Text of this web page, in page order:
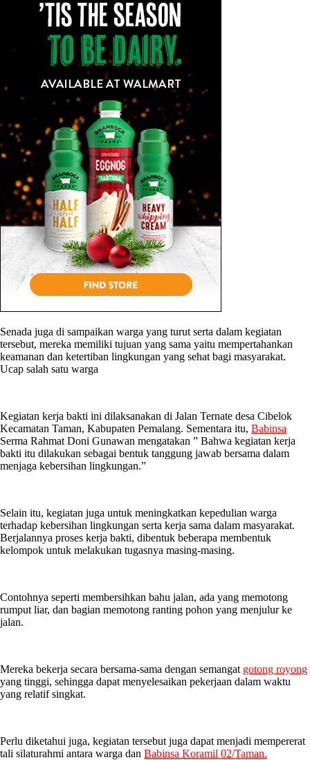
Senada juga di sampaikan warga yang turut serta dalam kegiatan
tersebut, mereka memiliki tujuan yang sama yaitu mempertahankan
keamanan dan ketertiban lingkungan yang sehat bagi masyarakat.
Ucap salah satu warga
Kegiatan kerja bakti ini dilaksanakan di Jalan Ternate desa Cibelok
Kecamatan Taman, Kabupaten Pemalang. Sementara itu, Babinsa
Serma Rahmat Doni Gunawan mengatakan ” Bahwa kegiatan kerja
bakti itu dilakukan sebagai bentuk tanggung jawab bersama dalam
menjaga kebersihan lingkungan.”
Selain itu, kegiatan juga untuk meningkatkan kepedulian warga
terhadap kebersihan lingkungan serta kerja sama dalam masyarakat.
Berjalannya proses kerja bakti, dibentuk beberapa membentuk
kelompok untuk melakukan tugasnya masing-masing.
Contohnya seperti membersihkan bahu jalan, ada yang memotong
rumput liar, dan bagian memotong ranting pohon yang menjulur ke
jalan.
Mereka bekerja secara bersama-sama dengan semangat gotong royong
yang tinggi, sehingga dapat menyelesaikan pekerjaan dalam waktu
yang relatif singkat.
Perlu diketahui juga, kegiatan tersebut juga dapat menjadi mempererat
tali silaturahmi antara warga dan Babinsa Koramil 02/Taman.